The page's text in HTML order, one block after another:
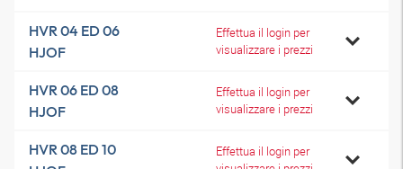
HVR 04 ED 06
HJOF
Effettua il login per
visualizzare i prezzi
HVR 06 ED 08
HJOF
Effettua il login per
visualizzare i prezzi
HVR 08 ED 10
Effettua il login per